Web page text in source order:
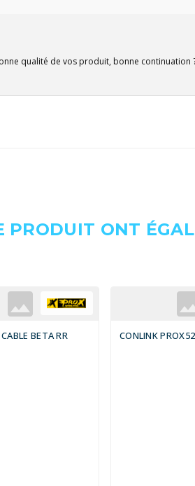
qualité de vos produit, bonne continuation
PRODUIT ONT
BETA RR CONLINK